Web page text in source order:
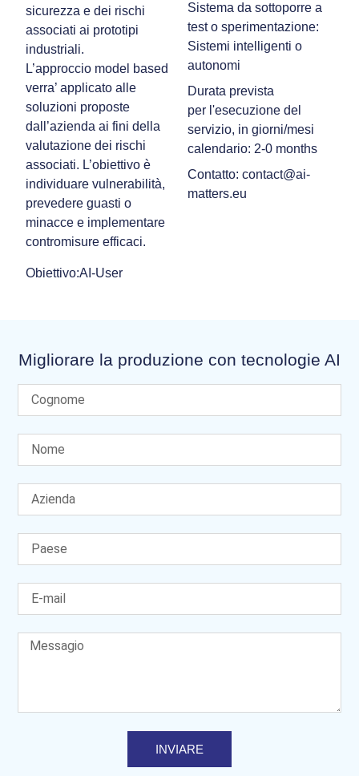
sicurezza e dei rischi
associati ai prototipi
industriali.
L’approccio model based
verra’ applicato alle
soluzioni proposte
dall’azienda ai fini della
valutazione dei rischi
associati. L’obiettivo è
individuare vulnerabilità,
prevedere guasti o
minacce e implementare
contromisure efficaci.
Obiettivo:AI-User
Sistema da sottoporre a
test o sperimentazione:
Sistemi intelligenti o
autonomi
Durata prevista
per l'esecuzione del
servizio, in giorni/mesi
calendario: 2-0 months
Contatto: contact@ai-
matters.eu
Migliorare la produzione con tecnologie AI​
INVIARE